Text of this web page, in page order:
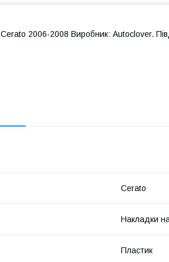
Cerato 2006-2008 Виробник: Autoclover.
Cerato
Накладки
Пластик